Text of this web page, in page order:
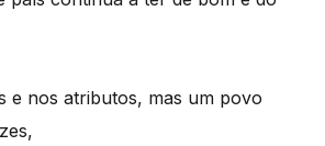
e nos atributos, mas um povo